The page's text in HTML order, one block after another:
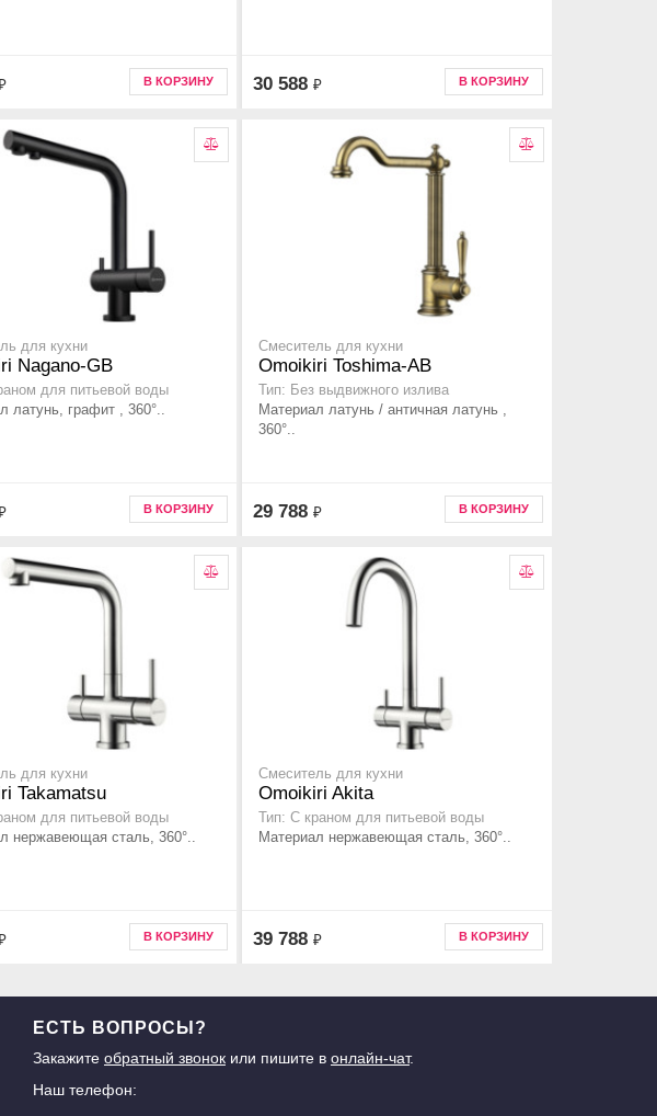
В КОРЗИНУ 30 588 ₽ В КОРЗИНУ
для кухни
Nagano-GB
для питьевой воды
латунь, графит , 360°..
В КОРЗИНУ
Смеситель для кухни
Omoikiri Toshima-AB
Тип: Без выдвижного излива
Материал латунь / античная латунь ,
360°..
29 788 ₽ В КОРЗИНУ
для кухни
Takamatsu
для питьевой воды
нержавеющая сталь, 360°..
В КОРЗИНУ
Смеситель для кухни
Omoikiri Akita
Тип: С краном для питьевой воды
Материал нержавеющая сталь, 360°..
39 788 ₽ В КОРЗИНУ
ЕСТЬ ВОПРОСЫ?
Закажите обратный звонокили пишите в онлайн-чат.
Наш телефон: